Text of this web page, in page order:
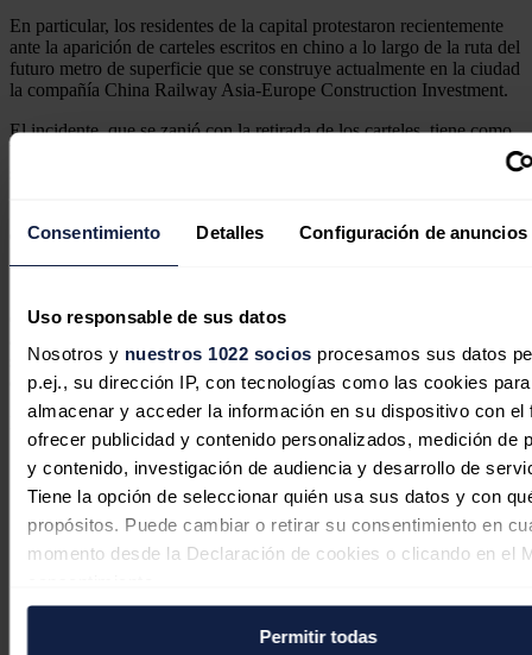
Consentimiento Detalles Configuración de anuncios
Uso responsable de sus datos
Nosotros y nuestros 1022 socios procesamos sus datos
p.ej., su dirección IP, con tecnologías como las cookies para
almacenar y acceder la información en su dispositivo con el
ofrecer publicidad y contenido personalizados, medición de
y contenido, investigación de audiencia y desarrollo de
Tiene la opción de seleccionar quién usa sus datos y con
propósitos. Puede cambiar o retirar su consentimiento en
momento desde la Declaración de cookies o clicando en el
Si lo permite, también quisiéramos:Permitir todas
En particular, los residentes de la capital protestaron recientemente
ante la aparición de carteles escritos en chino a lo largo de la ruta del
futuro metro de superficie que se construye actualmente en la ciudad
la compañía China Railway Asia-Europe Construction Investment.
El incidente, que se zanjó con la retirada de los carteles, tiene como
que las relaciones actuales entre Kazajistán y China son
economía y política. Es importante ver las posibilidades que se abren
señalar que Astaná y Pekín están vinculadas geográficamente, por lo
que los kazajos "deben desechar cualquier fobia al respecto".
Noticias relacionadas
El gas y la demanda impulsaron los